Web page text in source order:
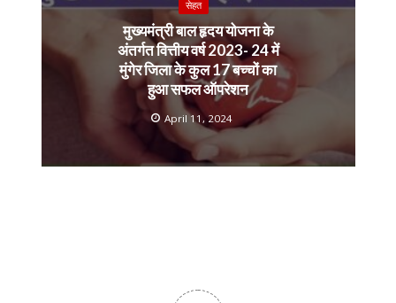
सेहत
मुख्यमंत्री बाल हृदय योजना के
अंतर्गत वित्तीय वर्ष 2023- 24 में
मुंगेर जिला के कुल 17 बच्चों का
हुआ सफल ऑपरेशन
April 11, 2024